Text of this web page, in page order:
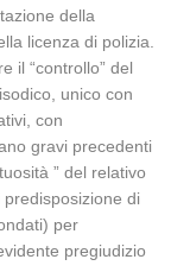
della
licenza di polizia.
il “controllo” del
unico con
con
gravi precedenti
” del relativo
di
per
pregiudizio